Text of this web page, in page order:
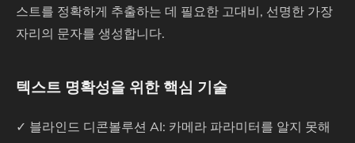
스트를 정확하게 추출하는 데 필요한 고대비, 선명한 가장
자리의 문자를 생성합니다.
텍스트 명확성을 위한 핵심 기술
✓ 블라인드 디콘볼루션 AI: 카메라 파라미터를 알지 못해